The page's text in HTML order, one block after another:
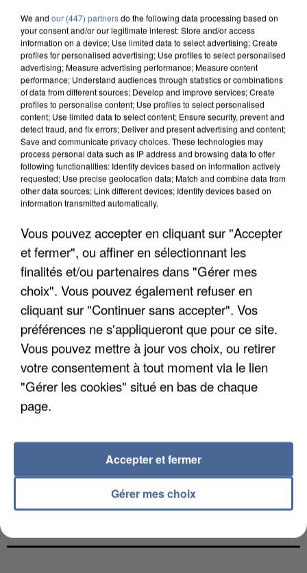
APRÈS TOUTES CES CANICULES, LES REFUGES
DE FAUNE SAUVAGE SONT...
L’UN DES FONDATEURS SUPPOSÉS DE LA DZ
MAFIA INTERPELLÉ EN ALGÉRIE
We and our (447) partnersdo the following data processing based on
your consent and/or our legitimate interest: Store and/or access
information on a device; Use limited data to select advertising; Create
profiles for personalised advertising; Use profiles to select personalised
advertising; Measure advertising performance; Measure content
performance; Understand audiences through statistics or combinations
of data from different sources; Develop and improve services; Create
profiles to personalise content; Use profiles to select personalised
content; Use limited data to select content; Ensure security, prevent and
detect fraud, and fix errors; Deliver and present advertising and content;
Save and communicate privacy choices. These technologies may
process personal data such as IP address and browsing data to offer
following functionalities: Identify devices based on information actively
requested; Use precise geolocation data; Match and combine data from
other data sources; Link different devices; Identify devices based on
information transmitted automatically.
Vous pouvez accepter en cliquant sur "Accepter
et fermer", ou affiner en sélectionnant les
finalités et/ou partenaires dans "Gérer mes
choix". Vous pouvez également refuser en
cliquant sur "Continuer sans accepter". Vos
préférences ne s'appliqueront que pour ce site.
Vous pouvez mettre à jour vos choix, ou retirer
votre consentement à tout moment via le lien
"Gérer les cookies" situé en bas de chaque
page.
Gérer mes choix
Accepter et fermer